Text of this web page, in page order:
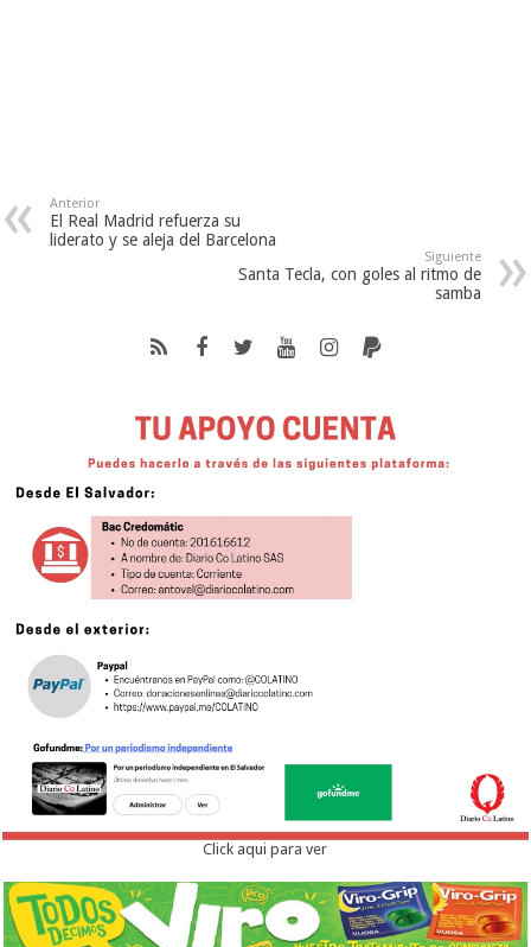
Anterior
El Real Madrid refuerza su
liderato y se aleja del Barcelona
Siguiente
Santa Tecla, con goles al ritmo de
samba
Click aqui para ver